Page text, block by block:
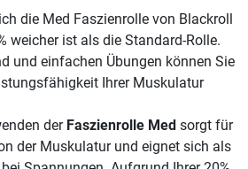
die Med Faszienrolle von Blackroll
weicher ist als die Standard-Rolle.
und einfachen Übungen können Sie
Ihrer Muskulatur
der Faszienrolle Med sorgt für
der Muskulatur und eignet sich als